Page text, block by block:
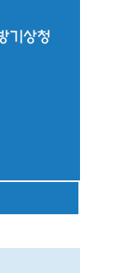
내
역대기관장